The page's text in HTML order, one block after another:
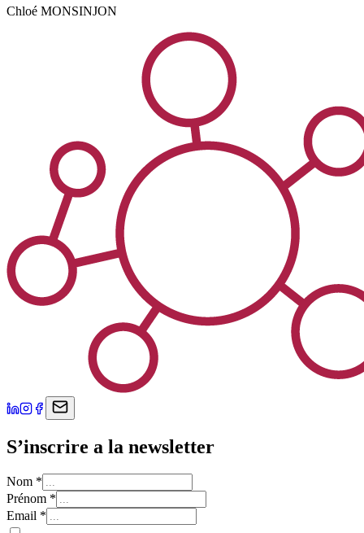
Chloé MONSINJON
S’inscrire a la newsletter
Nom *
Prénom *
Email *